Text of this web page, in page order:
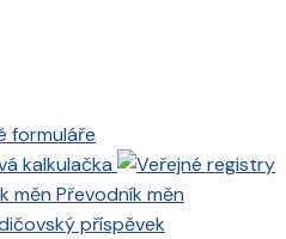
formuláře
kalkulačka
Převodník měn
příspěvek